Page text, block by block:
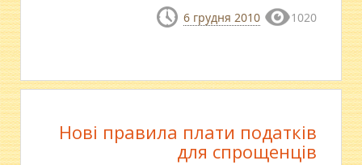
6 грудня 2010 1020
Нові правила плати податків
для спрощенців